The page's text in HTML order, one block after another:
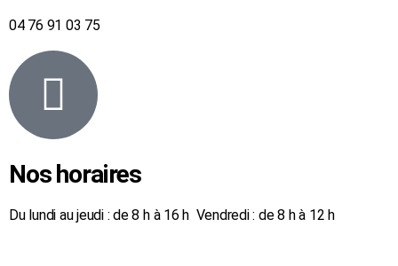
04 76 91 03 75
Nos horaires
Du lundi au jeudi : de 8 h à 16 h Vendredi : de 8 h à 12 h